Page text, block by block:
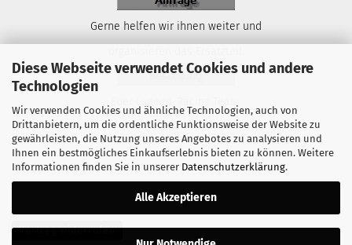
Diese Webseite verwendet Cookies und andere
Technologien
Wir verwenden Cookies und ähnliche Technologien, auch von
Drittanbietern, um die ordentliche Funktionsweise der Website zu
gewährleisten, die Nutzung unseres Angebotes zu analysieren und
Ihnen ein bestmögliches Einkaufserlebnis bieten zu können. Weitere
Informationen finden Sie in unserer Datenschutzerklärung.
Alle Akzeptieren
Gerne helfen wir ihnen weiter und
Vertrag widerrufen